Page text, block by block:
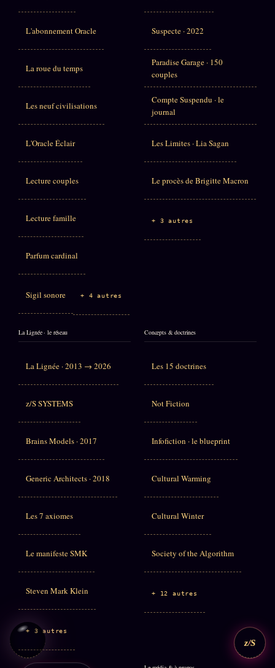
z/S
L'abonnement Oracle
La roue du temps
Les neuf civilisations
L'Oracle Éclair
Lecture couples
Lecture famille
Parfum cardinal
Sigil sonore + 4 autres
Suspecte · 2022
Paradise Garage · 150
couples
Compte Suspendu · le
journal
Les Limites · Lia Sagan
Le procès de Brigitte Macron
+ 3 autres
La Lignée · le réseau
La Lignée · 2013 → 2026
z/S SYSTEMS
Brains Models · 2017
Generic Architects · 2018
Les 7 axiomes
Le manifeste SMK
Steven Mark Klein
+ 3 autres
Concepts & doctrines
Les 15 doctrines
Not Fiction
Infofiction · le blueprint
Cultural Warming
Cultural Winter
Society of the Algorithm
+ 12 autres